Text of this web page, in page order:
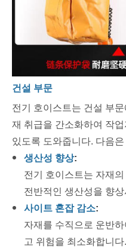
건설 부문
전기 호이스트는 건설 부
재 취급을 간소화하여 작
있도록 도와줍니다. 다음
생산성 향상:
전기 호이스트는 자재
전반적인 생산성을 향
사이트 혼잡 감소:
자재를 수직으로 운반
고 위험을 최소화합니다.